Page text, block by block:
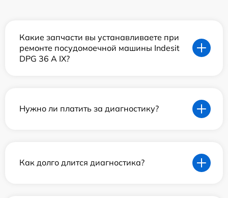
Какие запчасти вы устанавливаете при
ремонте посудомоечной машины Indesit
DPG 36 A IX?
Нужно ли платить за диагностику?
Как долго длится диагностика?